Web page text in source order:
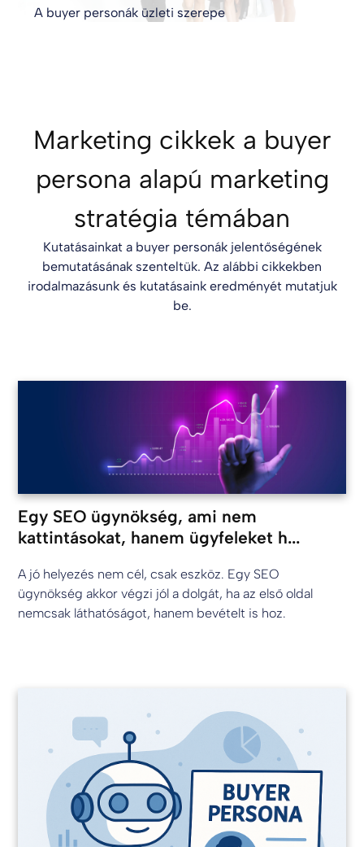
A buyer personák üzleti szerepe
Marketing cikkek a buyer
persona alapú marketing
stratégia témában
Kutatásainkat a buyer personák jelentőségének
bemutatásának szenteltük. Az alábbi cikkekben
irodalmazásunk és kutatásaink eredményét mutatjuk
be.
Egy SEO ügynökség, ami nem
kattintásokat, hanem ügyfeleket h...
A jó helyezés nem cél, csak eszköz. Egy SEO
ügynökség akkor végzi jól a dolgát, ha az első oldal
nemcsak láthatóságot, hanem bevételt is hoz.